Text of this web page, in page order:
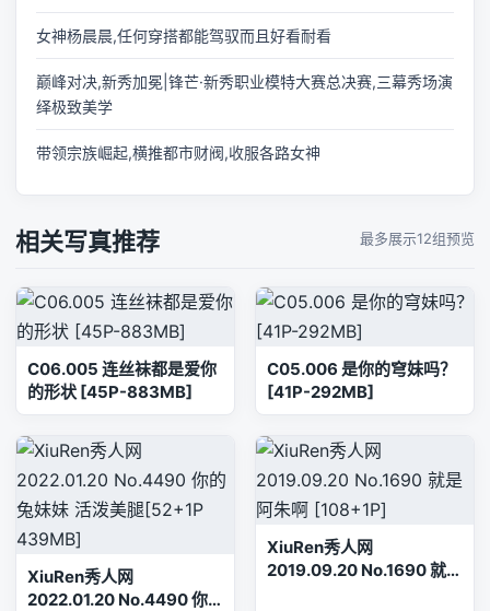
女神杨晨晨,任何穿搭都能驾驭而且好看耐看
巅峰对决,新秀加冕|锋芒·新秀职业模特大赛总决赛,三幕秀场演
绎极致美学
带领宗族崛起,横推都市财阀,收服各路女神
相关写真推荐 最多展示12组预览
C06.005 连丝袜都是爱你
的形状 [45P-883MB]
C05.006 是你的穹妹吗？
[41P-292MB]
XiuRen秀人网
2022.01.20 No.4490 你
XiuRen秀人网
2019.09.20 No.1690 就是